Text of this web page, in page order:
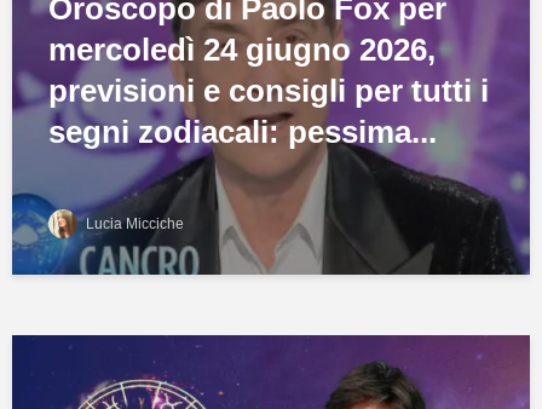
Oroscopo di Paolo Fox per
mercoledì 24 giugno 2026,
previsioni e consigli per tutti i
segni zodiacali: pessima...
Lucia Micciche